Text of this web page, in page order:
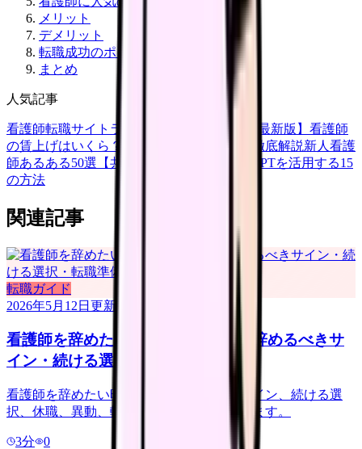
メリット
デメリット
転職成功のポイント
まとめ
人気記事
看護師転職サイトランキングTOP5【2026年最新版】 看護師
の賃上げはいくら？2026年度の最新情報を徹底解説新人看護
師あるある50選【共感必至】
看護師がChatGPTを活用する15
の方法
関連記事
転職ガイド
2026年5月12日 更新
看護師を辞めたい時の完全ガイド｜辞めるべきサ
イン・続ける選択・転職準備
看護師を辞めたい時の判断ガイド。限界サイン、続ける選
択、休職、異動、転職、退職準備を整理します。
3分
0